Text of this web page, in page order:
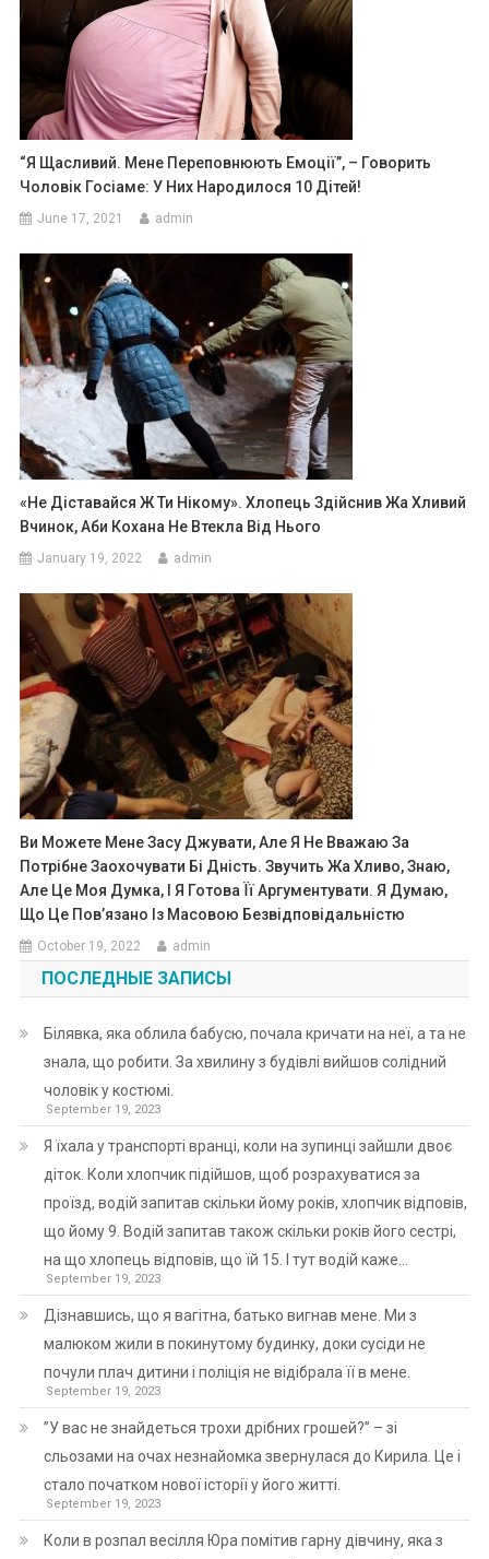
“Я Щасливий. Мене Переповнюють Емоції”, – Говорить
Чоловік Госіаме: У Них Народилося 10 Дітей!
June 17, 2021 admin
«Не Діставайся Ж Ти Нікому». Хлопець Здійснив Жа Хливий
Вчинок, Аби Кохана Не Втекла Від Нього
January 19, 2022 admin
Ви Можете Мене Засу Джувати, Але Я Не Вважаю За
Потрібне Заохочувати Бі Дність. Звучить Жа Хливо, Знаю,
Але Це Моя Думка, І Я Готова Її Аргументувати. Я Думаю,
Що Це Пов’язано Із Масовою Безвідповідальністю
October 19, 2022 admin
ПОСЛЕДНЫЕ ЗАПИСЫ
Білявка, яка облила бабусю, почала кричати на неї, а та не
знала, що робити. За хвилину з будівлі вийшов солідний
чоловік у костюмі.
September 19, 2023
Я їхала у транспорті вранці, коли на зупинці зайшли двоє
діток. Коли хлопчик підійшов, щоб розрахуватися за
проїзд, водій запитав скільки йому років, хлопчик відповів,
що йому 9. Водій запитав також скільки років його сестрі,
на що хлопець відповів, що їй 15. І тут водій каже…
September 19, 2023
Дізнавшись, що я вагітна, батько вигнав мене. Ми з
малюком жили в покинутому будинку, доки сусіди не
почули плач дитини і поліція не відібрала її в мене.
September 19, 2023
”У вас не знайдеться трохи дрібних грошей?” – зі
сльозами на очах незнайомка звернулася до Кирила. Це і
стало початком нової історії у його житті.
September 19, 2023
Коли в розпал весілля Юра помітив гарну дівчину, яка з